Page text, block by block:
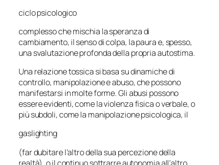
ciclo psicologico
complesso che mischia la speranza di
cambiamento, il senso di colpa, la paura e, spesso,
una svalutazione profonda della propria autostima.
Una relazione tossica si basa su dinamiche di
controllo, manipolazione e abuso, che possono
manifestarsi in molte forme. Gli abusi possono
essere evidenti, come la violenza fisica o verbale, o
più subdoli, come la manipolazione psicologica, il
gaslighting
(far dubitare l’altro della sua percezione della